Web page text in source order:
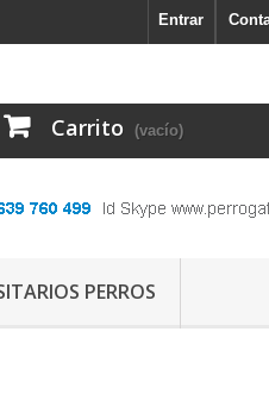
Entrar
Carrito (vacío)
PERROS